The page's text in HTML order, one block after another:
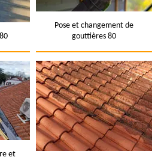
Pose et changement de
gouttières 80
et